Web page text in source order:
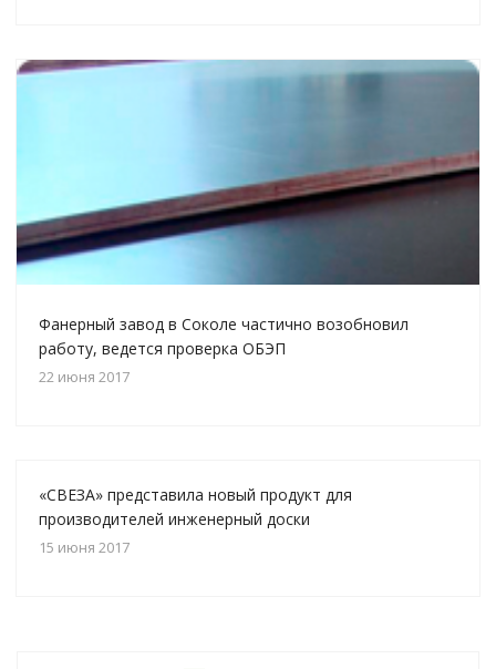
Фанерный завод в Соколе частично возобновил
работу, ведется проверка ОБЭП
22 июня 2017
«СВЕЗА» представила новый продукт для
производителей инженерный доски
15 июня 2017